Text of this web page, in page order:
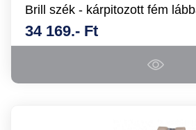
Brill szék - kárpitozott fém
34 169.- Ft